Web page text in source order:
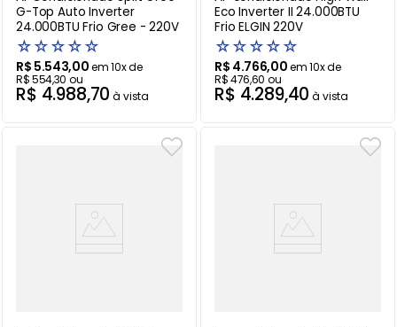
G-Top Auto Inverter
24.000BTU Frio Gree - 220V
☆☆☆☆☆
R$ 5.543,00em10x de
R$554,30 ou
R$ 4.988,70 à vista
Eco Inverter II 24.000BTU
Frio ELGIN 220V
☆☆☆☆☆
R$ 4.766,00em10x de
R$476,60 ou
R$ 4.289,40 à vista